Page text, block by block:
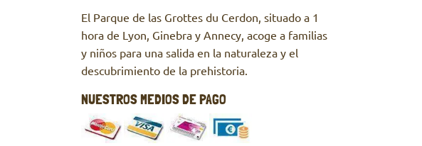
El Parque de las Grottes du Cerdon, situado a 1
hora de Lyon, Ginebra y Annecy, acoge a familias
y niños para una salida en la naturaleza y el
descubrimiento de la prehistoria.
NUESTROS MEDIOS DE PAGO
MastercardVisa Chèque cultureEspecies